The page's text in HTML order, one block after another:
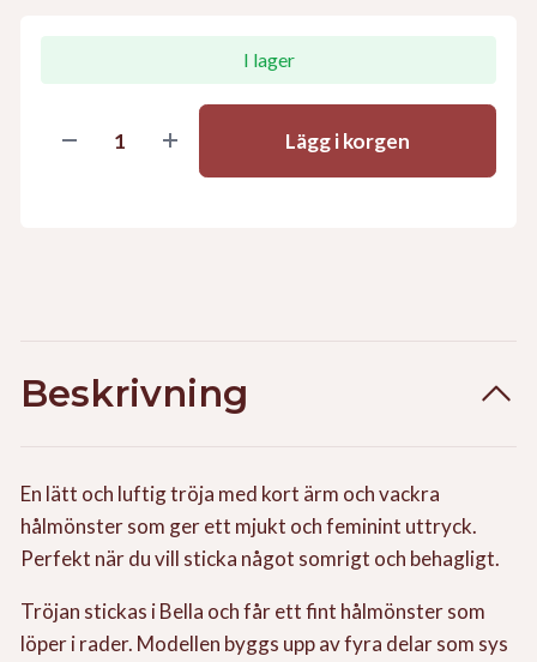
I lager
Lägg i korgen
Beskrivning
En lätt och luftig tröja med kort ärm och vackra
hålmönster som ger ett mjukt och feminint uttryck.
Perfekt när du vill sticka något somrigt och behagligt.
Tröjan stickas i Bella och får ett fint hålmönster som
löper i rader. Modellen byggs upp av fyra delar som sys